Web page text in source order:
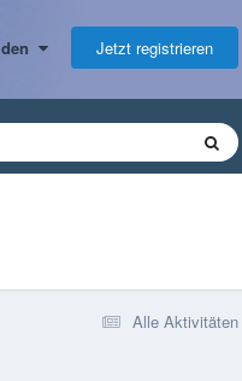
Jetzt registrieren
Alle Aktivitäten